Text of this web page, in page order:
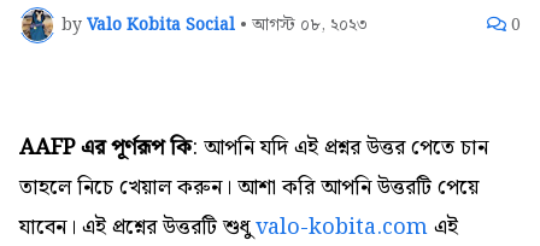
byValo Kobita Social • আগস্ট ০৮, ২০২৩ 0
AAFP এর পূর্ণরূপ কি: আপনি যদি এই প্রশ্নর উত্তর পেতে চান
তাহলে নিচে খেয়াল করুন। আশা করি আপনি উত্তরটি পেয়ে
যাবেন। এই প্রশ্নের উত্তরটি শুধুvalo-kobita.comএই